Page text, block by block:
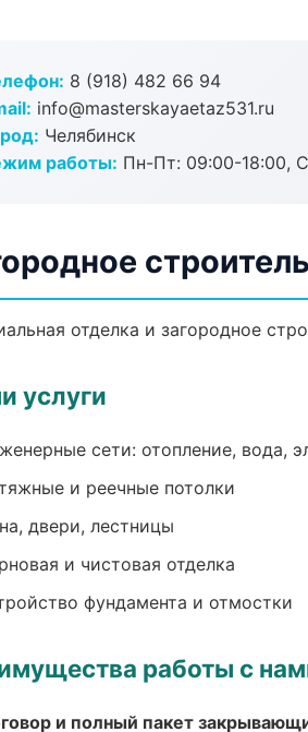
8 (918) 482 66 94
info@masterskayaetaz531.ru
Челябинск
работы: Пн-Пт: 09:00-18:00,
отделка и загородное
услуги
сети: отопление, вода,
и реечные потолки
двери, лестницы
и чистовая отделка
фундамента и отмостки
работы с
и полный пакет